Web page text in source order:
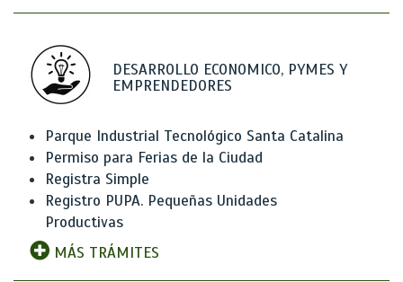
DESARROLLO ECONOMICO, PYMES Y
EMPRENDEDORES
Parque Industrial Tecnológico Santa Catalina
Permiso para Ferias de la Ciudad
Registra Simple
Registro PUPA. Pequeñas Unidades
Productivas
MÁS TRÁMITES